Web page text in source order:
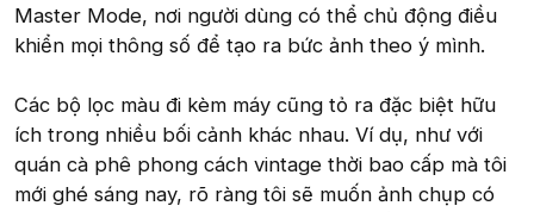
Master Mode, nơi người dùng có thể chủ động điều
khiển mọi thông số để tạo ra bức ảnh theo ý mình.
Các bộ lọc màu đi kèm máy cũng tỏ ra đặc biệt hữu
ích trong nhiều bối cảnh khác nhau. Ví dụ, như với
quán cà phê phong cách vintage thời bao cấp mà tôi
mới ghé sáng nay, rõ ràng tôi sẽ muốn ảnh chụp có